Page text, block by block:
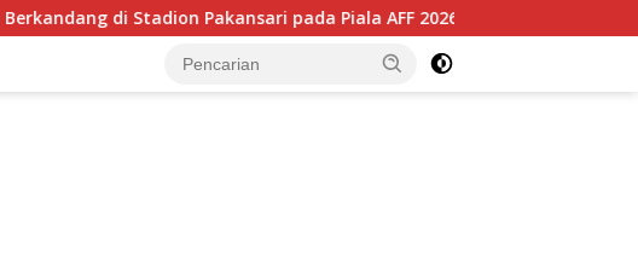
Pakansari pada Piala AFF 2026, Hadapi Kamboja di Laga Perdana